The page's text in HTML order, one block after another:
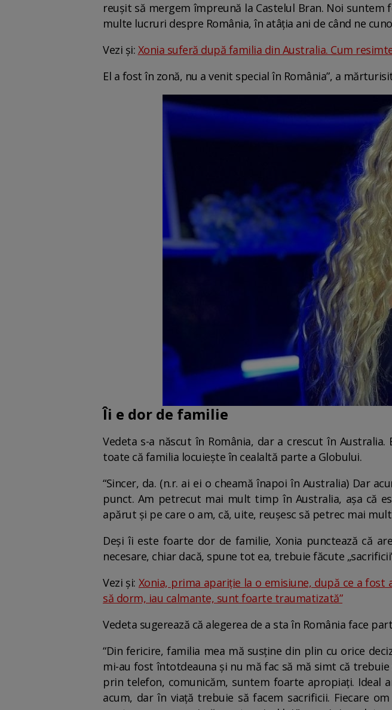
reușit să mergem împreună la Castelul Bran. Noi
multe lucruri despre România, în atâția ani de când ne
Vezi și: Xonia suferă după familia din Australia. Cum
El a fost în zonă, nu a venit special în România”, a
Îi e dor de familie
Vedeta s-a născut în România, dar a crescut în
toate că familia locuiește în cealaltă parte a Globului.
“Sincer, da. (n.r. ai ei o cheamă înapoi în Australia) Dar
punct. Am petrecut mai mult timp în Australia, așa că
apărut și pe care o am, că, uite, reușesc să petrec mai
Deși îi este foarte dor de familie, Xonia punctează că
necesare, chiar dacă, spune tot ea, trebuie făcute
Vezi și: Xonia, prima apariție la o emisiune, după ce a
să dorm, iau calmante, sunt foarte traumatizată”
Vedeta sugerează că alegerea de a sta în România face
“Din fericire, familia mea mă susține din plin cu orice
mi-au fost întotdeauna și nu mă fac să mă simt că
prin telefon, comunicăm, suntem foarte apropiați. Ideal
acum, dar în viață trebuie să facem sacrificii. Fiecare